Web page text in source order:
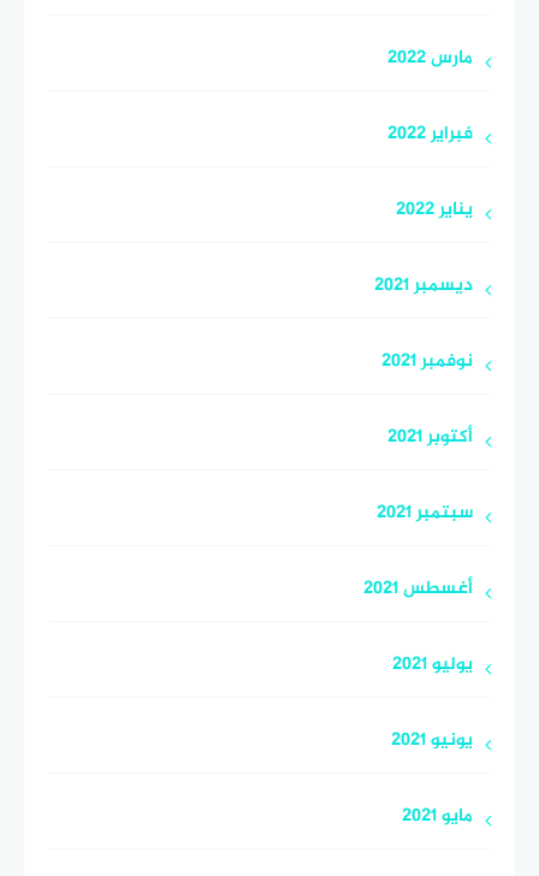
مارس 2022
فبراير 2022
يناير 2022
ديسمبر 2021
نوفمبر 2021
أكتوبر 2021
سبتمبر 2021
أغسطس 2021
يوليو 2021
يونيو 2021
مايو 2021